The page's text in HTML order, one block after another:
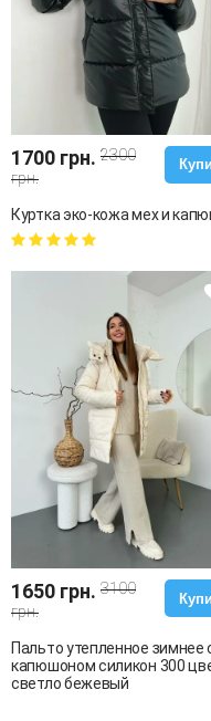
1700 грн. 2300
грн.
Куртка эко-кожа мех и
1650 грн. 3100
грн.
Пальто утепленное зимнее
капюшоном силикон 300
светло бежевый